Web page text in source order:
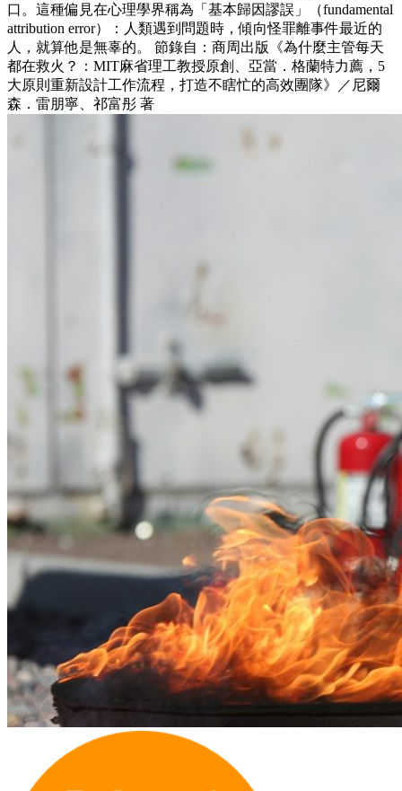
口。這種偏見在心理學界稱為「基本歸因謬誤」（fundamental
attribution error）：人類遇到問題時，傾向怪罪離事件最近的
人，就算他是無辜的。 節錄自：商周出版《為什麼主管每天
都在救火？：MIT麻省理工教授原創、亞當．格蘭特力薦，5
大原則重新設計工作流程，打造不瞎忙的高效團隊》／尼爾
森．雷朋寧、祁富彤 著